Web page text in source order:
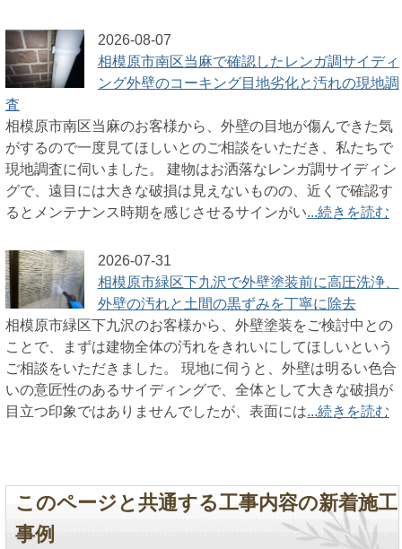
2026-08-07
相模原市南区当麻で確認したレンガ調サイディ
ング外壁のコーキング目地劣化と汚れの現地調
査
相模原市南区当麻のお客様から、外壁の目地が傷んできた気
がするので一度見てほしいとのご相談をいただき、私たちで
現地調査に伺いました。 建物はお洒落なレンガ調サイディン
グで、遠目には大きな破損は見えないものの、近くで確認す
るとメンテナンス時期を感じさせるサインがい...続きを読む
2026-07-31
相模原市緑区下九沢で外壁塗装前に高圧洗浄、
外壁の汚れと土間の黒ずみを丁寧に除去
相模原市緑区下九沢のお客様から、外壁塗装をご検討中との
ことで、まずは建物全体の汚れをきれいにしてほしいという
ご相談をいただきました。 現地に伺うと、外壁は明るい色合
いの意匠性のあるサイディングで、全体として大きな破損が
目立つ印象ではありませんでしたが、表面には...続きを読む
このページと共通する工事内容の新着施工
事例